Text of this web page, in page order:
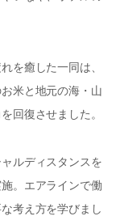
を癒した一同は、
米と地元の海・山
回復させました。
ルディスタンスを
。エアラインで働
考え方を学びまし